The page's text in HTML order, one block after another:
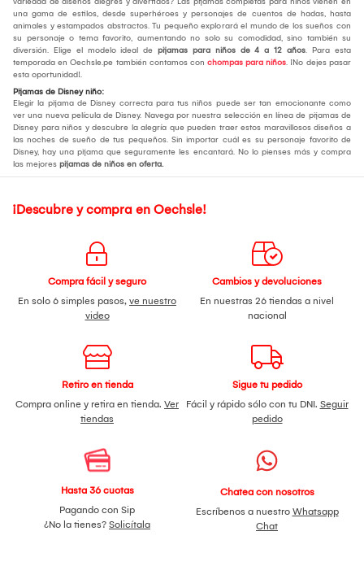
una gama de estilos, desde superhéroes y personajes de cuentos de hadas, hasta
animales y estampados abstractos. Tu pequeño explorará el mundo de los sueños con
su personaje o tema favorito, aumentando no solo su comodidad, sino también su
diversión. Elige el modelo ideal de pijamas para niños de 4 a 12 años. Para esta
temporada en Oechsle.pe también contamos con chompas para niños. ¡No dejes pasar
esta oportunidad!.
Pijamas de Disney niño:
Elegir la pijama de Disney correcta para tus niños puede ser tan emocionante como
ver una nueva película de Disney. Navega por nuestra selección en línea de pijamas de
Disney para niños y descubre la alegría que pueden traer estos maravillosos diseños a
las noches de sueño de tus pequeños. Sin importar cuál es su personaje favorito de
Disney, hay una pijama que seguramente les encantará. No lo pienses más y compra
las mejores pijamas de niños en oferta.
¡Descubre y compra en Oechsle!
Compra fácil y seguro
En solo 6 simples pasos, ve nuestro
video
Cambios y devoluciones
En nuestras 26 tiendas a nivel
nacional
Retiro en tienda
Compra online y retira en tienda. Ver
tiendas
Sigue tu pedido
Fácil y rápido sólo con tu DNI. Seguir
pedido
Hasta 36 cuotas
Pagando con Sip
¿No la tienes? Solicítala
Chatea con nosotros
Escríbenos a nuestro Whatsapp
Chat